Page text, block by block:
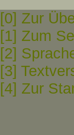
[0] Zur
[1] Zum
[2]
[3]
[4] Zur